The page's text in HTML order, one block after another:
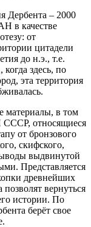
Дербента – 2000
в качестве
от
цитадели
до н.э., т.е.
здесь, по
эта территория
материалы, в том
относящиеся
от бронзового
скифского,
выдвинутой
Представляется
древнейших
вернуться
истории. По
берёт свое